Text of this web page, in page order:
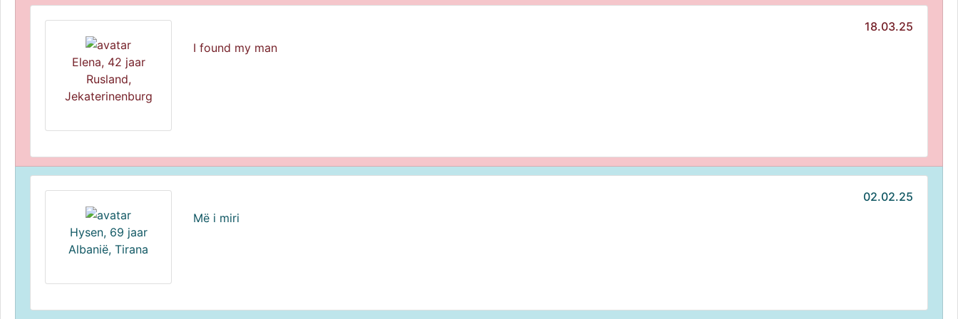
Elena, 42 jaar
Rusland,
Jekaterinenburg
18.03.25
I found my man
Hysen, 69 jaar
Albanië, Tirana
02.02.25
Më i miri